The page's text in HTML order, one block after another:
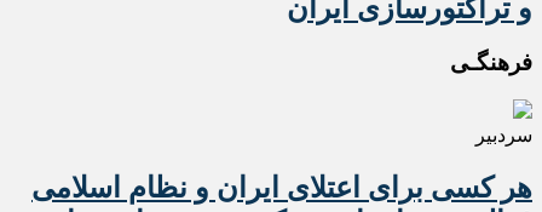
و تراکتورسازی ایران
فرهنگـی
سردبیر
هر کسی برای اعتلای ایران و نظام اسلامی